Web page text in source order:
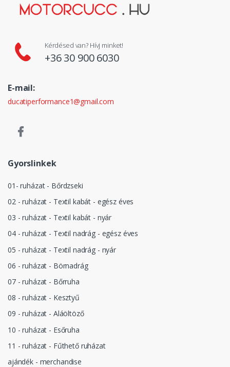
Kérdésed van? Hívj minket!
+36 30 900 6030
E-mail:
ducatiperformance1@gmail.com
Gyorslinkek
01- ruházat - Bőrdzseki
02 - ruházat - Textil kabát - egész éves
03 - ruházat - Textil kabát - nyár
04 - ruházat - Textil nadrág - egész éves
05 - ruházat - Textil nadrág - nyár
06 - ruházat - Börnadrág
07 - ruházat - Bőrruha
08 - ruházat - Kesztyű
09 - ruházat - Aláöltöző
10 - ruházat - Esőruha
11 - ruházat - Fűthető ruházat
ajándék - merchandise